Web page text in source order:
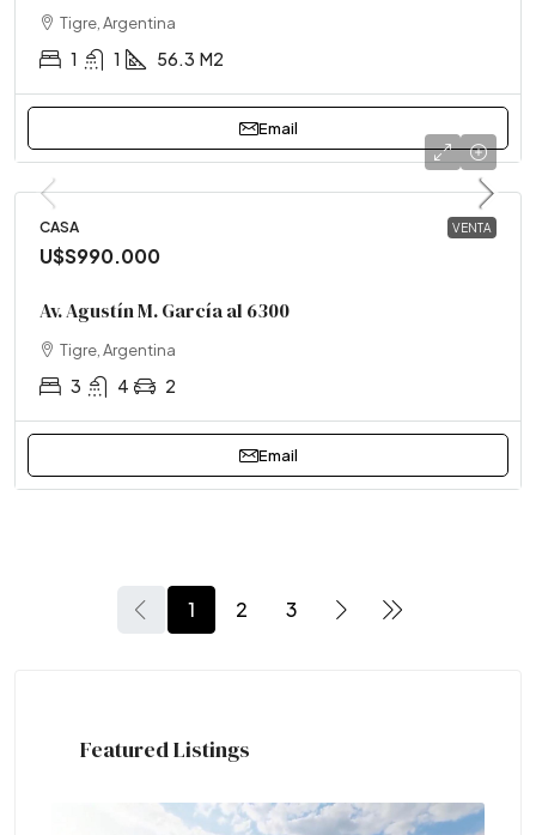
Tigre, Argentina
1 1 56.3 M2
Email
VENTA
CASA
U$S990.000
Av. Agustín M. García al 6300
Tigre, Argentina
3 4 2
Email
1 2 3
Featured Listings